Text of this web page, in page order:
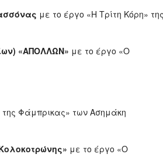
με το έργο «Η Τρίτη Κόρη»
«ΑΠΟΛΛΩΝ» με το έργο «Ο
Φάμπρικας» των Ασημάκη
με το έργο «Ο